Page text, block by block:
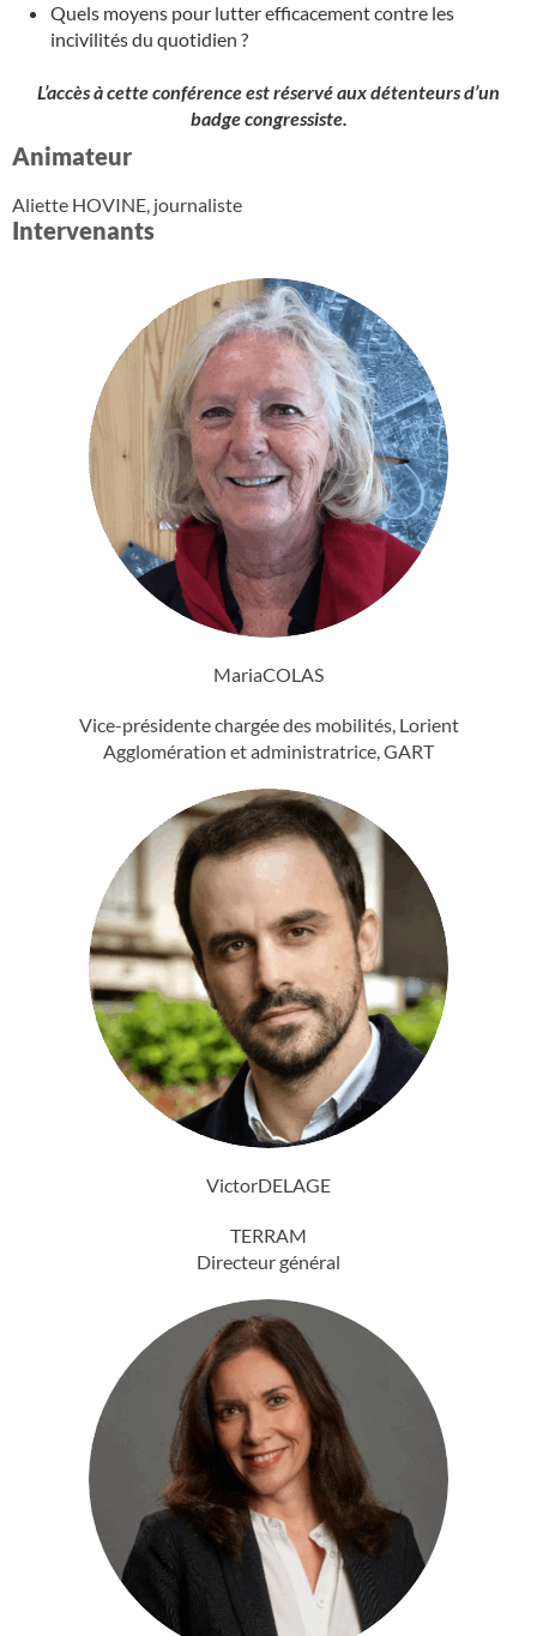
Quels moyens pour lutter efficacement contre les
incivilités du quotidien ?
L’accès à cette conférence estréservé aux détenteurs d’un
badge congressiste.
Animateur
Aliette HOVINE, journaliste
Intervenants
MariaCOLAS
Vice-présidente chargée des mobilités, Lorient
Agglomération et administratrice, GART
VictorDELAGE
TERRAM
Directeur général